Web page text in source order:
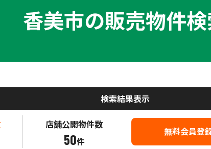
香美市の販売物件
検索結果表示
店舗公開物件数
50件
無料会員登